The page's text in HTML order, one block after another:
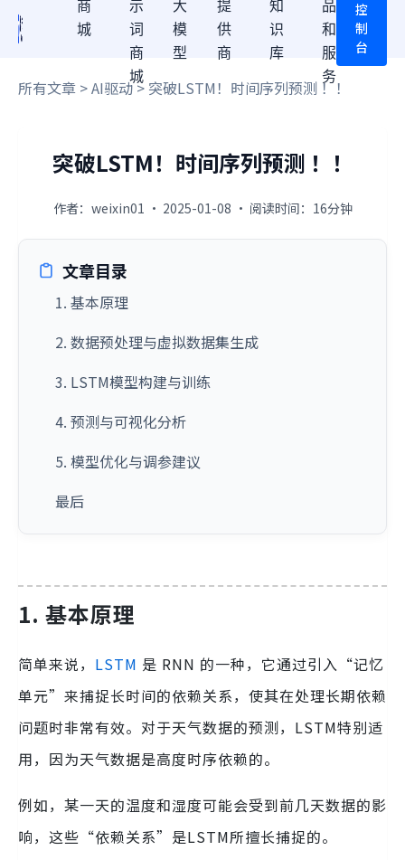
商
城
示
词
商
城
大
模
型
提
供
商
知
识
库
品
和
服
务
控
制
台
所有文章 >AI驱动> 突破LSTM！时间序列预测 ！！
突破LSTM！时间序列预测 ！！
作者：weixin01 · 2025-01-08 · 阅读时间：16分钟
文章目录
1. 基本原理
2. 数据预处理与虚拟数据集生成
3. LSTM模型构建与训练
4. 预测与可视化分析
5. 模型优化与调参建议
最后
1. 基本原理
简单来说， LSTM 是 RNN 的一种，它通过引入“记忆
单元”来捕捉长时间的依赖关系，使其在处理长期依赖
问题时非常有效。对于天气数据的预测，LSTM特别适
用，因为天气数据是高度时序依赖的。
例如，某一天的温度和湿度可能会受到前几天数据的影
响，这些“依赖关系”是LSTM所擅长捕捉的。